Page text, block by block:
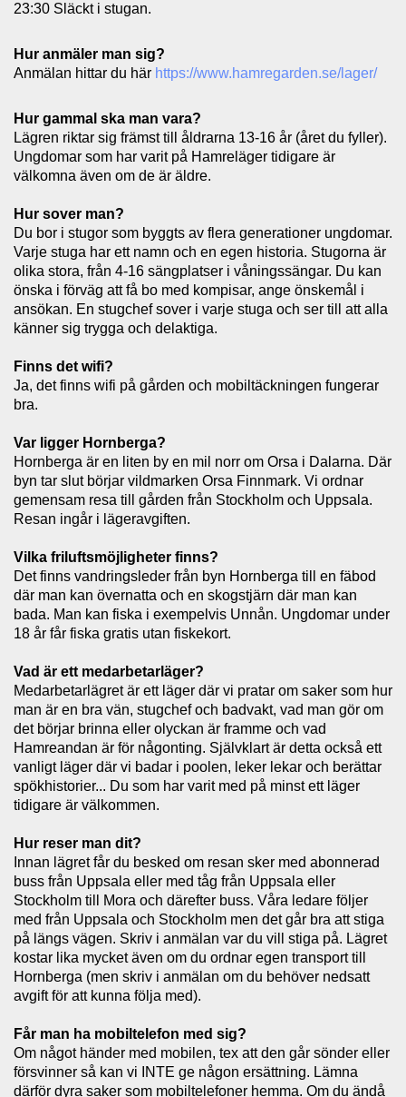
23:30 Släckt i stugan.
Hur anmäler man sig?
Anmälan hittar du här https://www.hamregarden.se/lager/
Hur gammal ska man vara?
Lägren riktar sig främst till åldrarna 13-16 år (året du fyller).
Ungdomar som har varit på Hamreläger tidigare är
välkomna även om de är äldre.
Hur sover man?
Du bor i stugor som byggts av flera generationer ungdomar.
Varje stuga har ett namn och en egen historia. Stugorna är
olika stora, från 4-16 sängplatser i våningssängar. Du kan
önska i förväg att få bo med kompisar, ange önskemål i
ansökan. En stugchef sover i varje stuga och ser till att alla
känner sig trygga och delaktiga.
Finns det wifi?
Ja, det finns wifi på gården och mobiltäckningen fungerar
bra.
Var ligger Hornberga?
Hornberga är en liten by en mil norr om Orsa i Dalarna. Där
byn tar slut börjar vildmarken Orsa Finnmark. Vi ordnar
gemensam resa till gården från Stockholm och Uppsala.
Resan ingår i lägeravgiften.
Vilka friluftsmöjligheter finns?
Det finns vandringsleder från byn Hornberga till en fäbod
där man kan övernatta och en skogstjärn där man kan
bada. Man kan fiska i exempelvis Unnån. Ungdomar under
18 år får fiska gratis utan fiskekort.
Vad är ett medarbetarläger?
Medarbetarlägret är ett läger där vi pratar om saker som hur
man är en bra vän, stugchef och badvakt, vad man gör om
det börjar brinna eller olyckan är framme och vad
Hamreandan är för någonting. Självklart är detta också ett
vanligt läger där vi badar i poolen, leker lekar och berättar
spökhistorier... Du som har varit med på minst ett läger
tidigare är välkommen.
Hur reser man dit?
Innan lägret får du besked om resan sker med abonnerad
buss från Uppsala eller med tåg från Uppsala eller
Stockholm till Mora och därefter buss. Våra ledare följer
med från Uppsala och Stockholm men det går bra att stiga
på längs vägen. Skriv i anmälan var du vill stiga på. Lägret
kostar lika mycket även om du ordnar egen transport till
Hornberga (men skriv i anmälan om du behöver nedsatt
avgift för att kunna följa med).
Får man ha mobiltelefon med sig?
Om något händer med mobilen, tex att den går sönder eller
försvinner så kan vi INTE ge någon ersättning. Lämna
därför dyra saker som mobiltelefoner hemma. Om du ändå